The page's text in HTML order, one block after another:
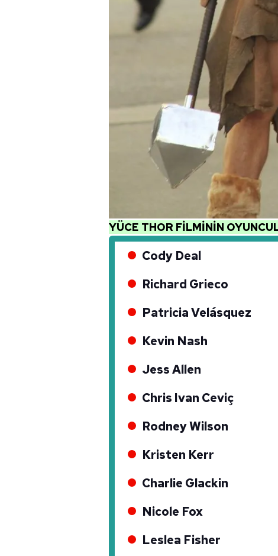
6698 sayılı Kişisel Verilerin
mevzuata uygun olarak
YÜCE THOR FİLMİNİN
Cody Deal
Richard Grieco
Patricia Velásquez
Kevin Nash
Jess Allen
Chris Ivan Ceviç
Rodney Wilson
Kristen Kerr
Charlie Glackin
Nicole Fox
Leslea Fisher